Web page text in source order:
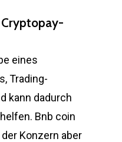
eines
Trading-
kann dadurch
Bnb coin
Konzern aber